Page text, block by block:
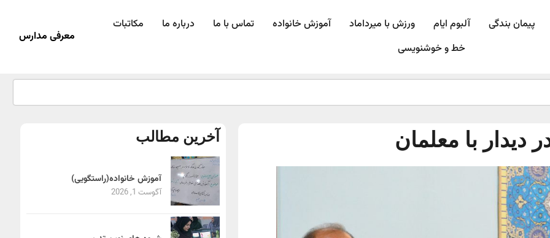
پیمان بندگی آلبوم ایام ورزش با میرداماد​ آموزش خانواده تماس با ما درباره ما
مکاتبات
خط و خوشنویسی
معرفی مدارس
با معلمان آخرین مطالب
آموزش خانواده(راستگویی)
آگوست 1, 2026